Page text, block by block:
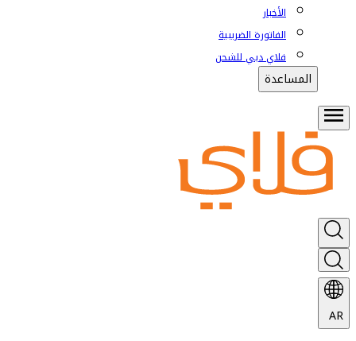
الأخبار
الفاتورة الضريبية
فلاي دبي للشحن
المساعدة
AR